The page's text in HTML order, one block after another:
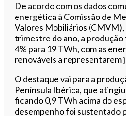
De acordo com os dados
energética à Comissão de
Valores Mobiliários
trimestre do ano, a
4% para 19 TWh, com as
renováveis a representarem
O destaque vai para a
Península Ibérica, que
ficando 0,9 TWh acima do
desempenho foi sustentado